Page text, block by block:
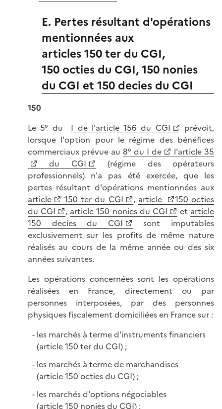
E. Pertes résultant d'opérations
mentionnées aux
articles 150 ter du CGI,
150 octies du CGI, 150 nonies
du CGI et 150 decies du CGI
150
Le 5° du I de l'article 156 du CGI
prévoit,
lorsque l'option pour le régime des bénéfices
commerciaux prévue au 8° du I de
l'article 35
du CGI
(régime des opérateurs
professionnels) n'a pas été exercée, que les
pertes résultant d'opérations mentionnées aux
article
150 ter du CGI , article
150 octies
du CGI
, article 150 nonies du CGI et article
150 decies du CGI
sont imputables
exclusivement sur les profits de même nature
réalisés au cours de la même année ou des six
années suivantes.
Les opérations concernées sont les opérations
réalisées en France, directement ou par
personnes interposées, par des personnes
physiques fiscalement domiciliées en France sur :
les marchés à terme d'instruments financiers
(article 150 ter du CGI) ;
les marchés à terme de marchandises
(article 150 octies du CGI) ;
les marchés d'options négociables
(article 150 nonies du CGI) ;